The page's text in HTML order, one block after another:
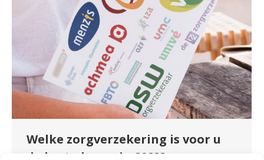
Welke zorgverzekering is voor u